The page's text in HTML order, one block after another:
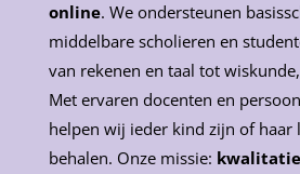
online. We ondersteunen
middelbare scholieren en
van rekenen en taal tot
Met ervaren docenten en
helpen wij ieder kind zijn of haar
behalen. Onze missie: